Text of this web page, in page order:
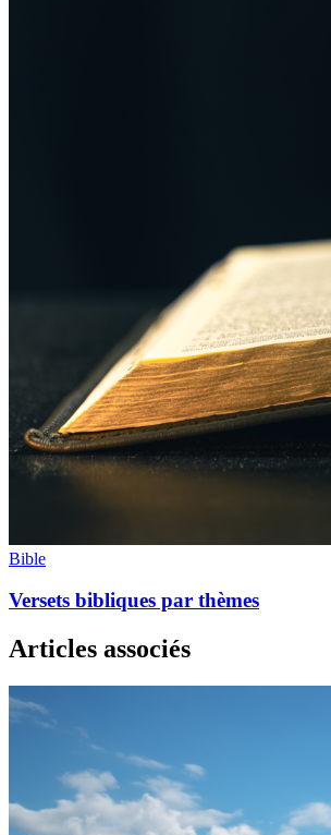
Bible
Versets bibliques par thèmes
Articles associés